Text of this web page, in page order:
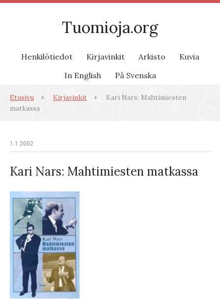
Tuomioja.org
Henkilötiedot Kirjavinkit Arkisto
Kuvia
In English
På Svenska
Etusivu Kirjavinkit
Kari Nars: Mahtimiesten
matkassa
1.1.2002
Kari Nars: Mahtimiesten matkassa